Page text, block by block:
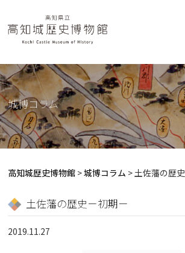
城博コラム
高知城歴史博物館 >城博コラム >土佐藩の歴史
土佐藩の歴史－初期－
2019.11.27